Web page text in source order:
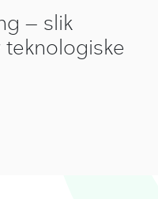
— slik
teknologiske